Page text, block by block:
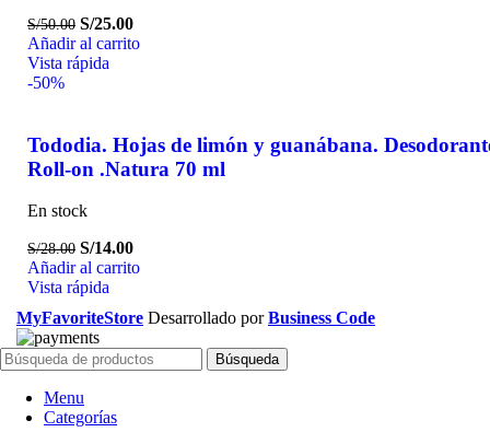
S/50.00 S/25.00
Añadir al carrito
Vista rápida
-50%
Tododia. Hojas de limón y guanábana.
Roll-on .Natura 70 ml
En stock
S/28.00 S/14.00
Añadir al carrito
Vista rápida
MyFavoriteStore Desarrollado porBusiness Code
Búsqueda
Menu
Categorías